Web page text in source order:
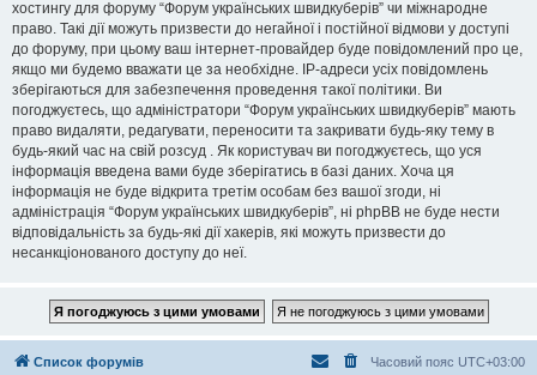
хостингу для форуму “Форум українських швидкуберів” чи міжнародне
право. Такі дії можуть призвести до негайної і постійної відмови у доступі
до форуму, при цьому ваш інтернет-провайдер буде повідомлений про це,
якщо ми будемо вважати це за необхідне. IP-адреси усіх повідомлень
зберігаються для забезпечення проведення такої політики. Ви
погоджуєтесь, що адміністратори “Форум українських швидкуберів” мають
право видаляти, редагувати, переносити та закривати будь-яку тему в
будь-який час на свій розсуд . Як користувач ви погоджуєтесь, що уся
інформація введена вами буде зберігатись в базі даних. Хоча ця
інформація не буде відкрита третім особам без вашої згоди, ні
адміністрація “Форум українських швидкуберів”, ні phpBB не буде нести
відповідальність за будь-які дії хакерів, які можуть призвести до
несанкціонованого доступу до неї.
Список форумів Часовий пояс UTC+03:00